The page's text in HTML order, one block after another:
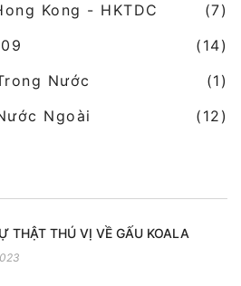
Kong - HKTDC
(7)
(14)
Nước
(1)
Ngoài
(12)
THẬT THÚ VỊ VỀ GẤU KOALA